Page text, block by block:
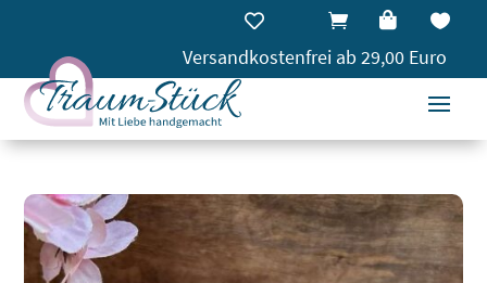




Versandkostenfrei ab 29,00 Euro